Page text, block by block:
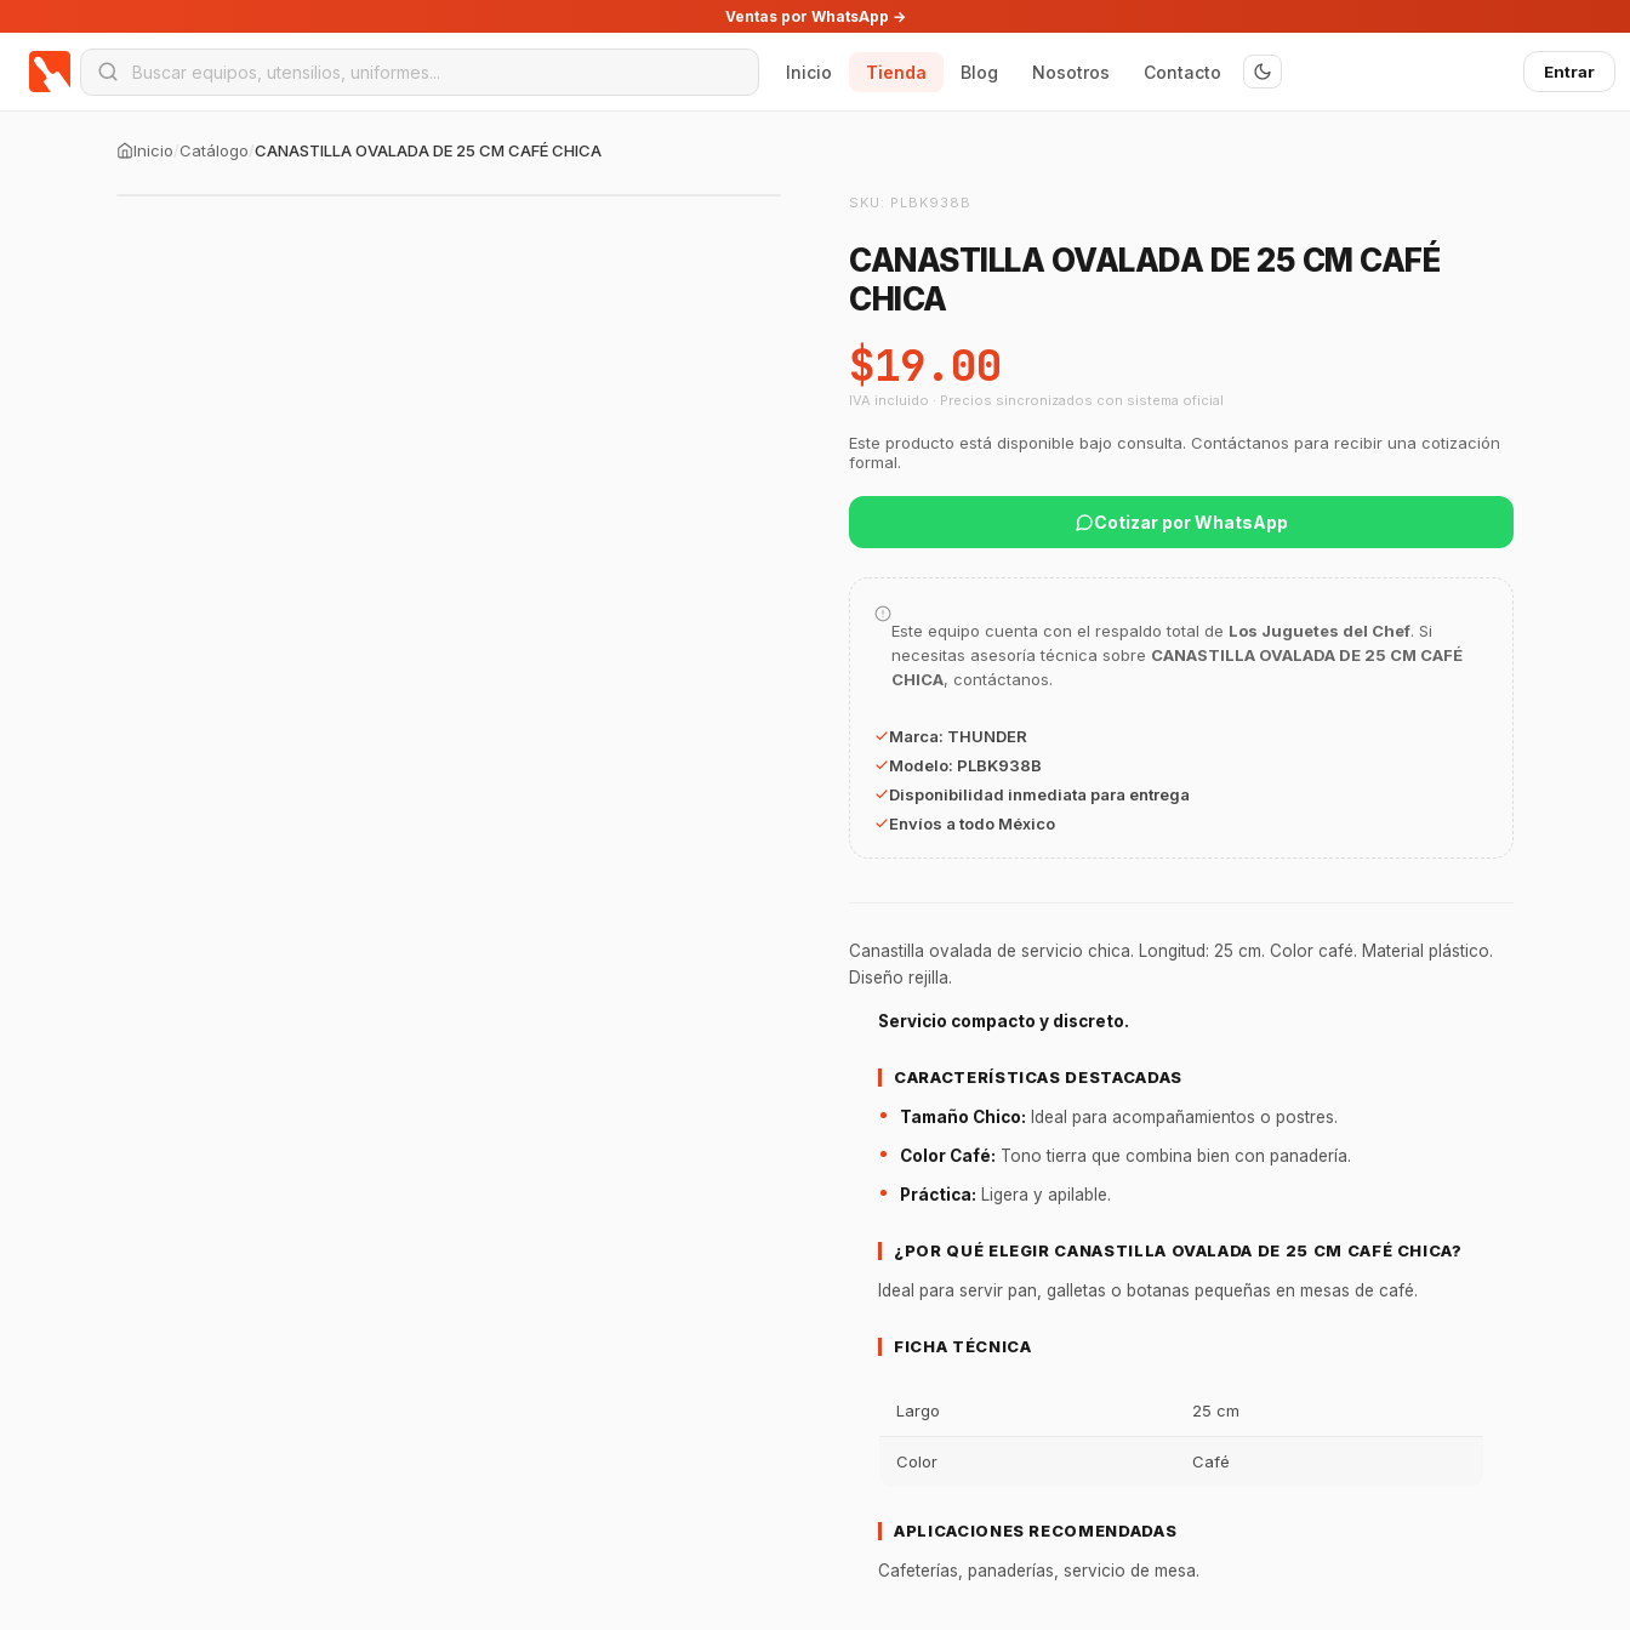
Ventas por WhatsApp →
Inicio Tienda Blog Nosotros Contacto Entrar
Inicio/Catálogo/CANASTILLA OVALADA DE 25 CM CAFÉ CHICA
SKU: PLBK938B
CANASTILLA OVALADA DE 25 CM CAFÉ
CHICA
$19.00
IVA incluido · Precios sincronizados con sistema oficial
Este producto está disponible bajo consulta. Contáctanos para recibir una cotización
formal.
Cotizar por WhatsApp
Este equipo cuenta con el respaldo total de Los Juguetes del Chef. Si
necesitas asesoría técnica sobre CANASTILLA OVALADA DE 25 CM CAFÉ
CHICA, contáctanos.
Marca: THUNDER
Modelo: PLBK938B
Disponibilidad inmediata para entrega
Envíos a todo México
Canastilla ovalada de servicio chica. Longitud: 25 cm. Color café. Material plástico.
Diseño rejilla.
Servicio compacto y discreto.
CARACTERÍSTICAS DESTACADAS
Tamaño Chico: Ideal para acompañamientos o postres.
Color Café: Tono tierra que combina bien con panadería.
Práctica: Ligera y apilable.
¿POR QUÉ ELEGIR CANASTILLA OVALADA DE 25 CM CAFÉ CHICA?
Ideal para servir pan, galletas o botanas pequeñas en mesas de café.
FICHA TÉCNICA
Largo 25 cm
Color Café
APLICACIONES RECOMENDADAS
Cafeterías, panaderías, servicio de mesa.